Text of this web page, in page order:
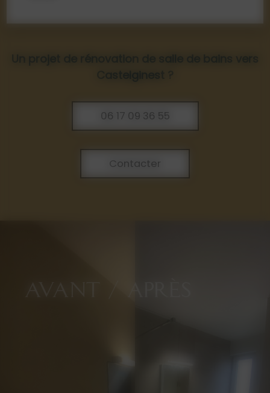
06 17 09 36 55
Contacter